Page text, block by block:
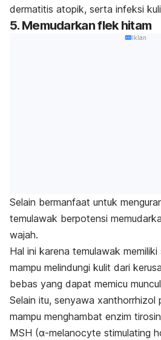
dermatitis atopik, serta infeksi
5. Memudarkan flek hitam
Iklan
Selain bermanfaat untuk
temulawak berpotensi
wajah.
Hal ini karena temulawak memiliki
mampu melindungi kulit dari
bebas yang dapat memicu
Selain itu, senyawa xanthorrhizol
mampu menghambat enzim
MSH (α-melanocyte stimulating